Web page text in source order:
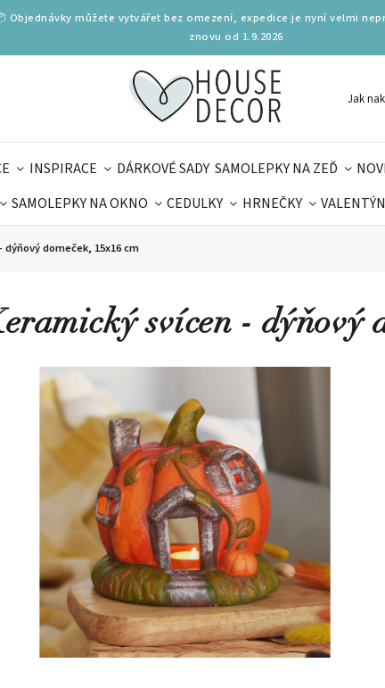
můžete vytvářet bez omezení, expedice je nyní velmi
znovu od 1.9.2026
Jak
INSPIRACE DÁRKOVÉ SADY SAMOLEPKY NA ZEĎ
SAMOLEPKY NA OKNO CEDULKY HRNEČKY VALENTÝN
VOLÁ
dýňový domeček, 15x16 cm
svícen - dýňový